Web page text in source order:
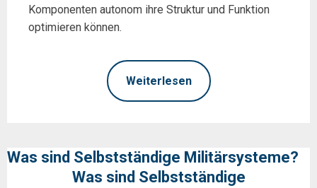
Komponenten autonom ihre Struktur und Funktion
optimieren können.
Weiterlesen
Was sind Selbstständige Militärsysteme?
Was sind Selbstständige